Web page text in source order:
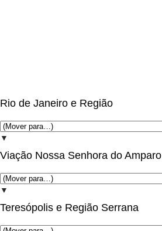
Rio de Janeiro e Região
▼
Viação Nossa Senhora do Amparo
▼
Teresópolis e Região Serrana